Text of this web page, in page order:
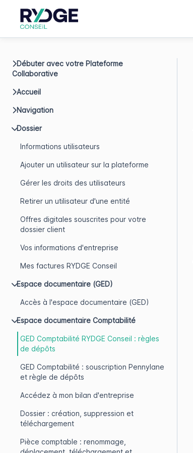
Débuter avec votre Plateforme
Collaborative
Accueil
Navigation
Dossier
Informations utilisateurs
Ajouter un utilisateur sur la plateforme
Gérer les droits des utilisateurs
Retirer un utilisateur d'une entité
Offres digitales souscrites pour votre
dossier client
Vos informations d'entreprise
Mes factures RYDGE Conseil
Espace documentaire (GED)
Accès à l'espace documentaire (GED)
Espace documentaire Comptabilité
GED Comptabilité RYDGE Conseil : règles
de dépôts
GED Comptabilité : souscription Pennylane
et règle de dépôts
Accédez à mon bilan d'entreprise
Dossier : création, suppression et
téléchargement
Pièce comptable : renommage,